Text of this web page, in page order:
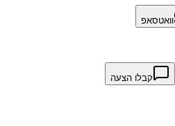
וואטסאפ
קבלו הצעה